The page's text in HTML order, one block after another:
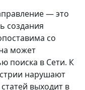
— это
создания
со
может
поиска в Сети. К
нарушают
выходит в